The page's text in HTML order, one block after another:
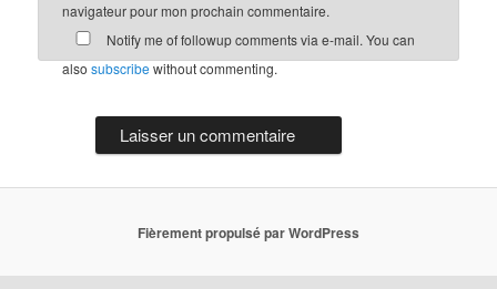
navigateur pour mon prochain commentaire.
Notify me of followup comments via e-mail. You can
alsosubscribe without commenting.
Fièrement propulsé par WordPress